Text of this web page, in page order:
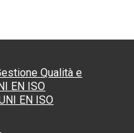
Qualità e
EN ISO
EN ISO